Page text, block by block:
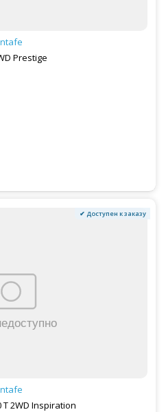
Prestige
✔ Доступен к заказу
T 2WD Inspiration